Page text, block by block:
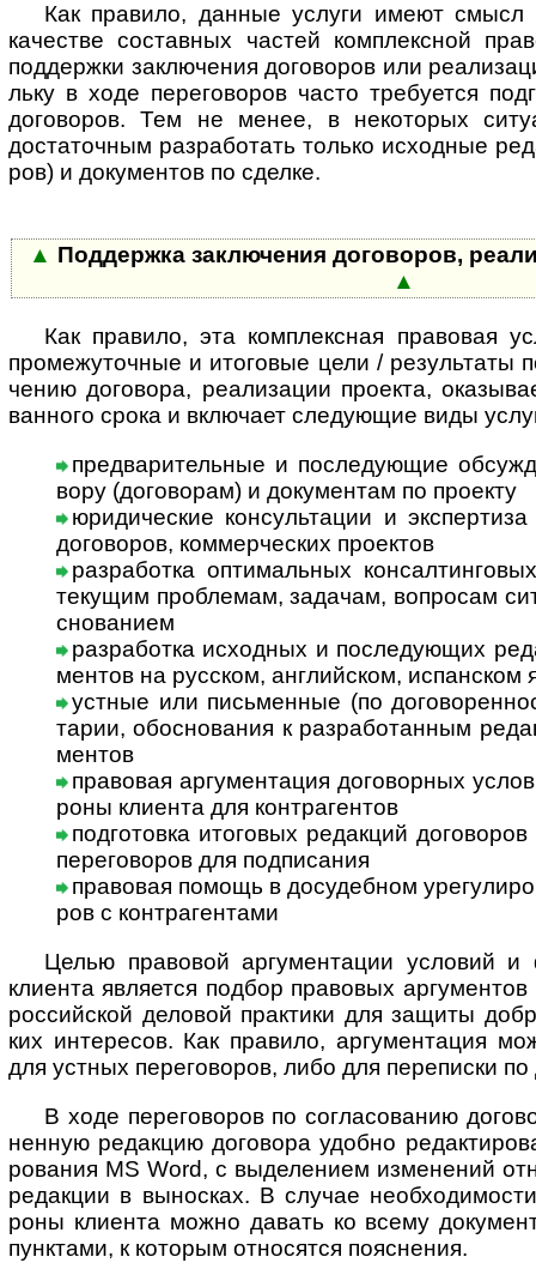
Как правило, данные услуги имеют смысл
каче­стве состав­ных час­тей комп­лекс­ной
под­дер­жки заклю­че­ния дого­во­ров или
льку в ходе пере­гово­ров часто тре­буе­тся
дого­воров. Тем не менее, в неко­то­рых
доста­точ­ным разра­бо­тать только исход­ные
ров) и доку­мен­тов по сделке.
▲ Поддержка заключения договоров,
▲
Как правило, эта комплексная правовая
про­ме­жу­точ­ные и ито­го­вые цели / резу­ль­таты
че­нию дого­вора, реали­за­ции про­екта,
ван­ного срока и вклю­чает сле­дую­щие виды
предварительные и последующие
вору (дого­во­рам) и доку­мен­там по проекту
юридические консультации и
дого­во­ров, ком­мер­чес­ких про­ектов
разработка оптимальных
теку­щим проб­ле­мам, зада­чам, воп­ро­сам
сно­ванием
разработка исходных и последующих
мен­тов на рус­ском, анг­лий­ском, испан­ском
устные или письменные (по
та­рии, обо­сно­ва­ния к раз­ра­бо­тан­ным
ментов
правовая аргументация договорных
роны кли­ента для контр­агентов
подготовка итоговых редакций
пере­го­во­ров для под­пи­сания
правовая помощь в досудебном
ров с контр­агентами
Целью правовой аргументации условий и
кли­ента явля­ется под­бор пра­во­вых
рос­сий­ской дело­вой прак­тики для защиты
ких инте­ре­сов. Как пра­вило, аргу­мен­та­ция
для уст­ных пере­го­во­ров, либо для пере­писки по
В ходе переговоров по согласованию
нен­ную редак­цию дого­вора удо­бно
ро­ва­ния MS Word, с выде­ле­нием изме­не­ний
редак­ции в выно­сках. В слу­чае
роны кли­ента можно давать ко всему
пунк­тами, к кото­рым отно­ся­тся пояс­нения.